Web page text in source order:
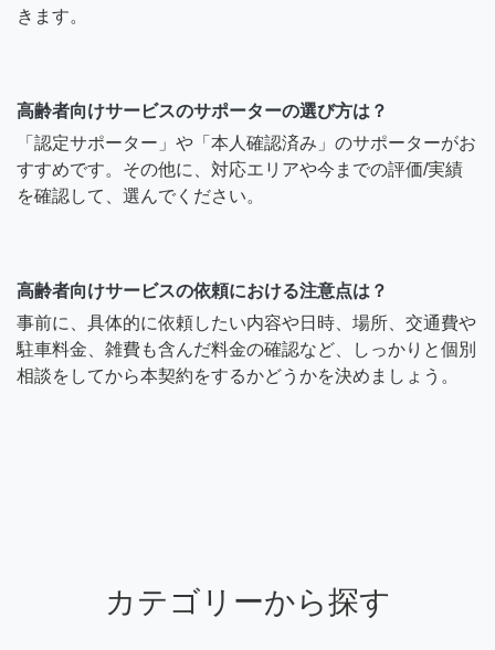
きます。
高齢者向けサービスのサポーターの選び方は？
「認定サポーター」や「本人確認済み」のサポーターがお
すすめです。その他に、対応エリアや今までの評価/実績
を確認して、選んでください。
高齢者向けサービスの依頼における注意点は？
事前に、具体的に依頼したい内容や日時、場所、交通費や
駐車料金、雑費も含んだ料金の確認など、しっかりと個別
相談をしてから本契約をするかどうかを決めましょう。
カテゴリーから探す